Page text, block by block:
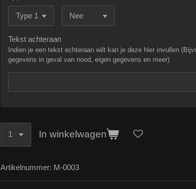
Tekst achteraan
Indien je een tekst echteraan wilt kan je deze hier invullen
gegevens in geval van nood, eigen gegevens en meer)
In winkelwagen
Artikelnummer: M-0003